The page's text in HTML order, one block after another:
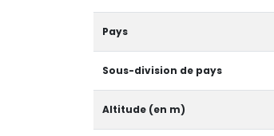
Pays
Sous-division de pays
Altitude (en m)